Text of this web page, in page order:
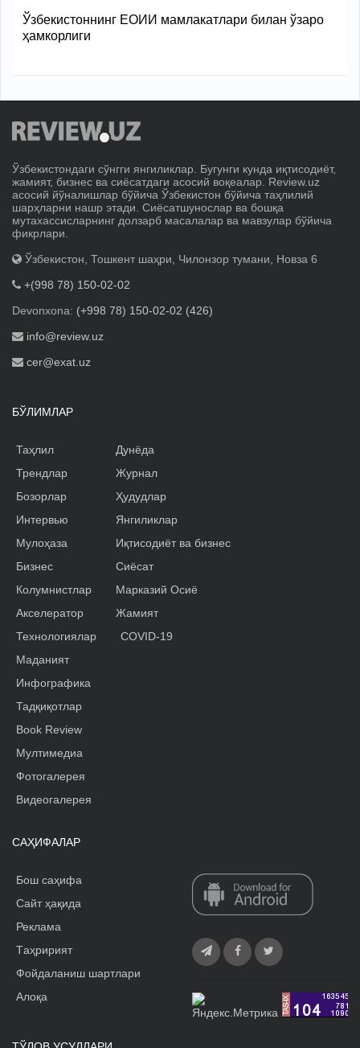
Ўзбекистоннинг ЕОИИ мамлакатлари билан ўзаро
ҳамкорлиги
Ўзбекистондаги сўнгги янгиликлар. Бугунги кунда иқтисодиёт,
жамият, бизнес ва сиёсатдаги асосий воқеалар. Review.uz
асосий йўналишлар бўйича Ўзбекистон бўйича таҳлилий
шарҳларни нашр этади. Сиёсатшунослар ва бошқа
мутахассисларнинг долзарб масалалар ва мавзулар бўйича
фикрлари.
Ўзбекистон, Тошкент шаҳри, Чилонзор тумани, Новза 6
+(998 78) 150-02-02
Devonxona: (+998 78) 150-02-02 (426)
info@review.uz
cer@exat.uz
БЎЛИМЛАР
Таҳлил
Трендлар
Бозорлар
Интервью
Мулоҳаза
Бизнес
Колумнистлар
Акселератор
Дунёда
Журнал
Ҳудудлар
Янгиликлар
Иқтисодиёт ва бизнес
Сиёсат
Марказий Осиё
Жамият
Технологиялар
Маданият
Инфографика
Тадқиқотлар
Book Review
Мултимедиа
Фотогалерея
Видеогалерея
COVID-19
САҲИФАЛАР
Бош саҳифа
Сайт ҳақида
Реклама
Tаҳририят
Фойдаланиш шартлари
Алоқа